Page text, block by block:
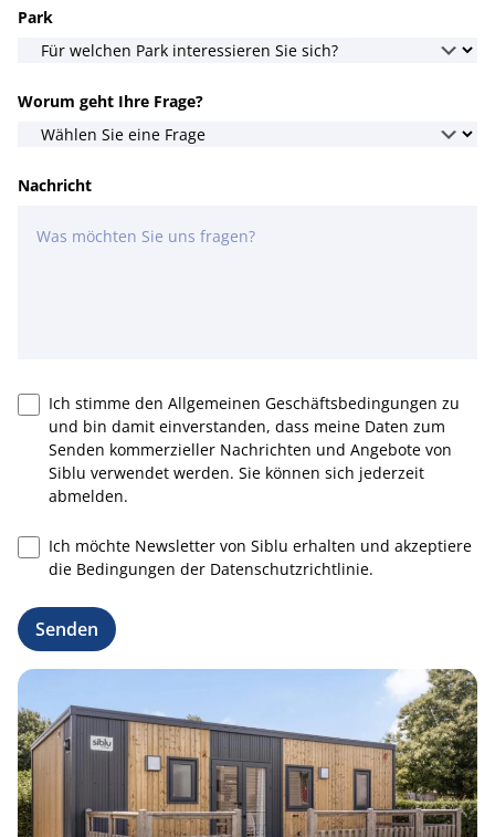
Park
Worum geht Ihre Frage?
Nachricht
Ich stimme den Allgemeinen Geschäftsbedingungen zu
und bin damit einverstanden, dass meine Daten zum
Senden kommerzieller Nachrichten und Angebote von
Siblu verwendet werden. Sie können sich jederzeit
abmelden.
Ich möchte Newsletter von Siblu erhalten und akzeptiere
die Bedingungen der Datenschutzrichtlinie.
Senden